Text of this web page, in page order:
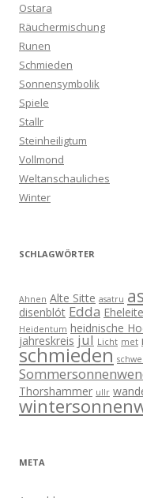
Ostara
Räuchermischung
Runen
Schmieden
Sonnensymbolik
Spiele
Stallr
Steinheiligtum
Vollmond
Weltanschauliches
Winter
SCHLAGWÖRTER
Ahnen Alte Sitte asatru
disenblót Edda Eheleite
Heidentum heidnische
jahreskreis jul Licht met
schmieden
Thorshammer ullr
META